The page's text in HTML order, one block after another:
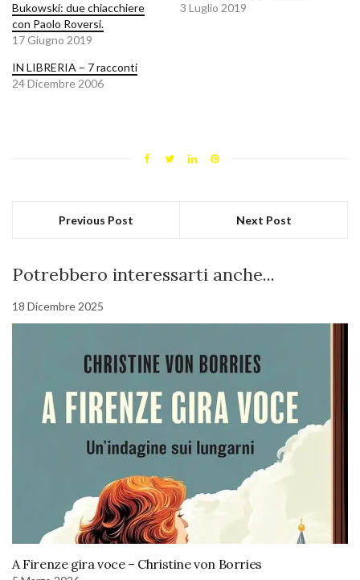
Bukowski: due chiacchiere
con Paolo Roversi.
17 Giugno 2019
3 Luglio 2019
IN LIBRERIA – 7 racconti
24 Dicembre 2006
Previous Post Next Post
Potrebbero interessarti anche...
18 Dicembre 2025
A Firenze gira voce – Christine von Borries